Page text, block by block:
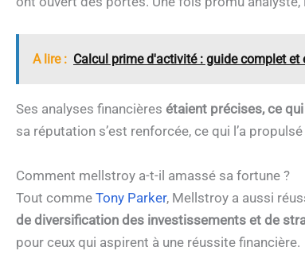
A lire : Calcul prime d'activité : guide complet et
Ses analyses financières étaient précises, ce
sa réputation s’est renforcée, ce qui l’a
Comment mellstroy a-t-il amassé sa fortune ?
Tout comme Tony Parker, Mellstroy a aussi
de diversification des investissements et de
pour ceux qui aspirent à une réussite financière.